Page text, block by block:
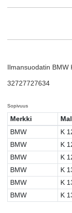
Ilmansuodatin BMW
32727727634
Sopivuus
Merkki
BMW
K
BMW
K
BMW
K
BMW
K
BMW
K
BMW
K